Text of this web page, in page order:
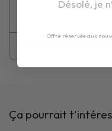
Ça pourrait
Désolé, je
Offre réservée aux